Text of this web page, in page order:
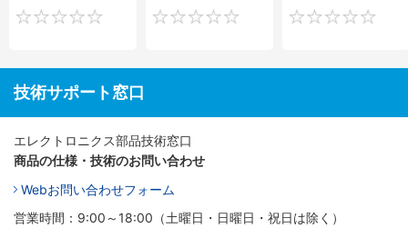
0 0
技術サポート窓口
エレクトロニクス部品技術窓口
商品の仕様・技術のお問い合わせ
Webお問い合わせフォーム
営業時間：9:00～18:00（土曜日・日曜日・祝日は除く）